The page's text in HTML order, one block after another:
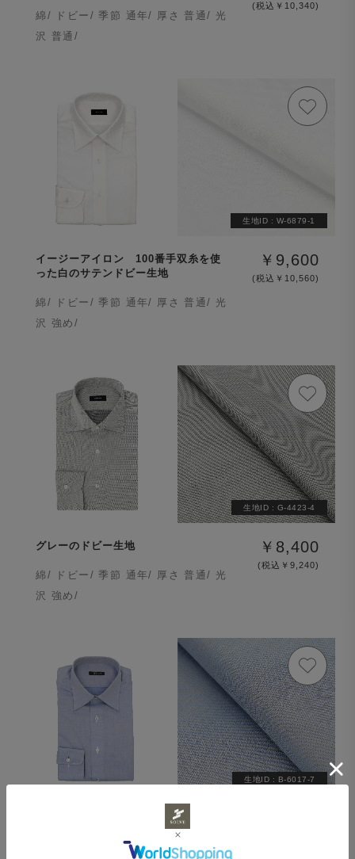
綿/ ドビー/ 季節 通年/ 厚さ 普通/ 光
沢 普通/
(税込￥10,340)
生地ID : W-6879-1
イージーアイロン 100番手双糸を使
った白のサテンドビー生地
綿/ ドビー/ 季節 通年/ 厚さ 普通/ 光
沢 強め/
￥9,600
(税込￥10,560)
生地ID : G-4423-4
グレーのドビー生地
綿/ ドビー/ 季節 通年/ 厚さ 普通/ 光
沢 強め/
￥8,400
(税込￥9,240)
生地ID : B-6017-7
イージーアイロン 100番手双糸を使